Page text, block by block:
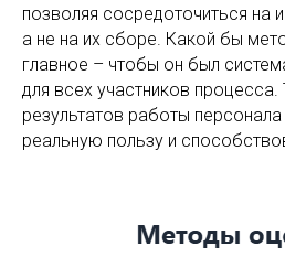
позволяя сосредоточиться на
а не на их сборе. Какой бы
главное – чтобы он был
для всех участников
результатов работы
реальную пользу и